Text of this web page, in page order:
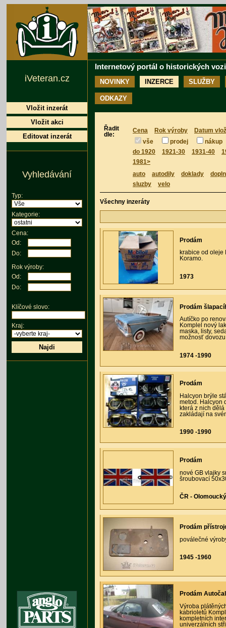
Internetový portál o historických
NOVINKY INZERCE SLUŽBY
ODKAZY
Řadit
dle:
Cena Rok výroby
Datum
vše
prodej
nákup
do 1920
1921-30 1931-40
1981>
auto
autodily doklady
sluzby
velo
Všechny inzeráty
Prodám
krabice od oleje
Koramo.
1973
Prodám
Autíčko po
Komplel nový
maska, listy,
možnosť
1974 -1990
Prodám
Halcyon brýle
metod. Halcyon
která z nich
zakládají na
1990 -1990
Prodám
nové GB vlajky
šroubovací
ČR -
Prodám
poválečné
1945 -1960
Prodám
Výroba
kabrioletů
kompletních
univerzálních
iVeteran.cz
Vložit inzerát
Vložit akci
Editovat inzerát
Vyhledávání
Typ:
Kategorie:
Cena:
Od:
Do:
Rok výroby:
Od:
Do:
Klíčové slovo:
Kraj:
Najdi